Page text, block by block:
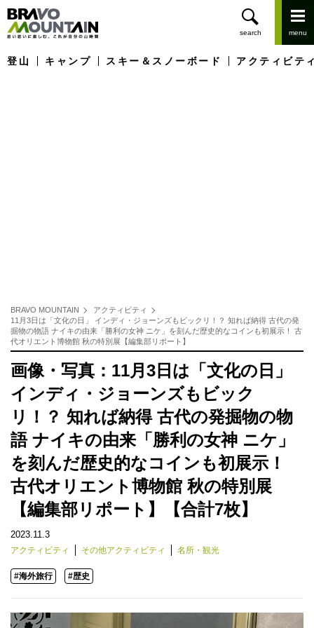
登山 キャンプ スキー＆スノーボード アクティビテ
BRAVO MOUNTAIN
アクティビティ
11月3日は「文化の日」 インディ・ジョーンズもビックリ！？ 知れば納得 古代の発
掘物の物語 ナイキの由来「勝利の女神 ニケ」を刻んだ歴史的なコインも初展示！ 古
代オリエント博物館 秋の特別展【編集部リポート】
画像・写真：11月3日は「文化の日」
インディ・ジョーンズもビック
リ！？ 知れば納得 古代の発掘物の物
語 ナイキの由来「勝利の女神 ニケ」
を刻んだ歴史的なコインも初展示！
古代オリエント博物館 秋の特別展
【編集部リポート】【合計7枚】
2023.11.3
アクティビティ その他アクティビティ 名所・観光
#海外旅行 #歴史